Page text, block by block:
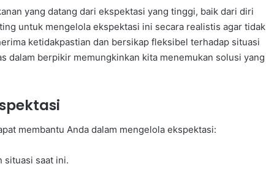
yang datang dari ekspektasi yang tinggi, baik dari diri
untuk mengelola ekspektasi ini secara realistis agar tidak
ketidakpastian dan bersikap fleksibel terhadap situasi
dalam berpikir memungkinkan kita menemukan solusi yang
membantu Anda dalam mengelola ekspektasi:
situasi saat ini.